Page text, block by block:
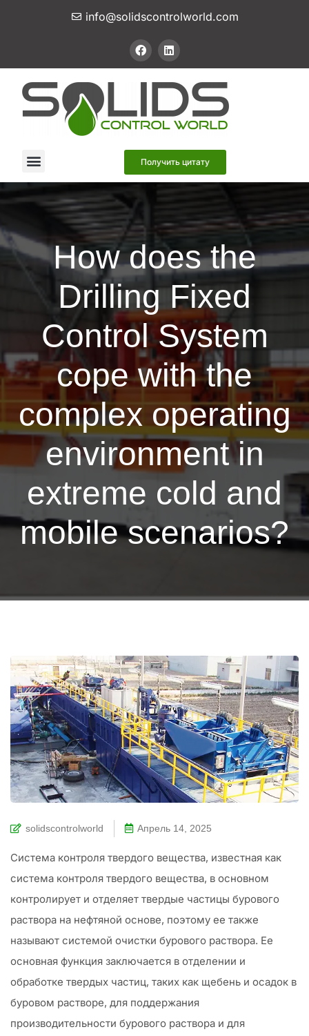
info@solidscontrolworld.com
Получить цитату
How does the
Drilling Fixed
Control System
cope with the
complex operating
environment in
extreme cold and
mobile scenarios?
solidscontrolworld Апрель 14, 2025
Система контроля твердого вещества, известная как
система контроля твердого вещества, в основном
контролирует и отделяет твердые частицы бурового
раствора на нефтяной основе, поэтому ее также
называют системой очистки бурового раствора. Ее
основная функция заключается в отделении и
обработке твердых частиц, таких как щебень и осадок в
буровом растворе, для поддержания
производительности бурового раствора и для